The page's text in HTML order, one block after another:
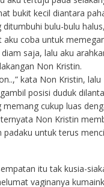
bukit kecil diantara
ditumbuhi bulu-bulu
aku coba untuk
saja, lalu aku
Non Kristin.
kata Non Kristin,
posisi duduk
memang cukup luas
Non Kristin
padaku untuk terus
itu tak kusia-
vaginanya